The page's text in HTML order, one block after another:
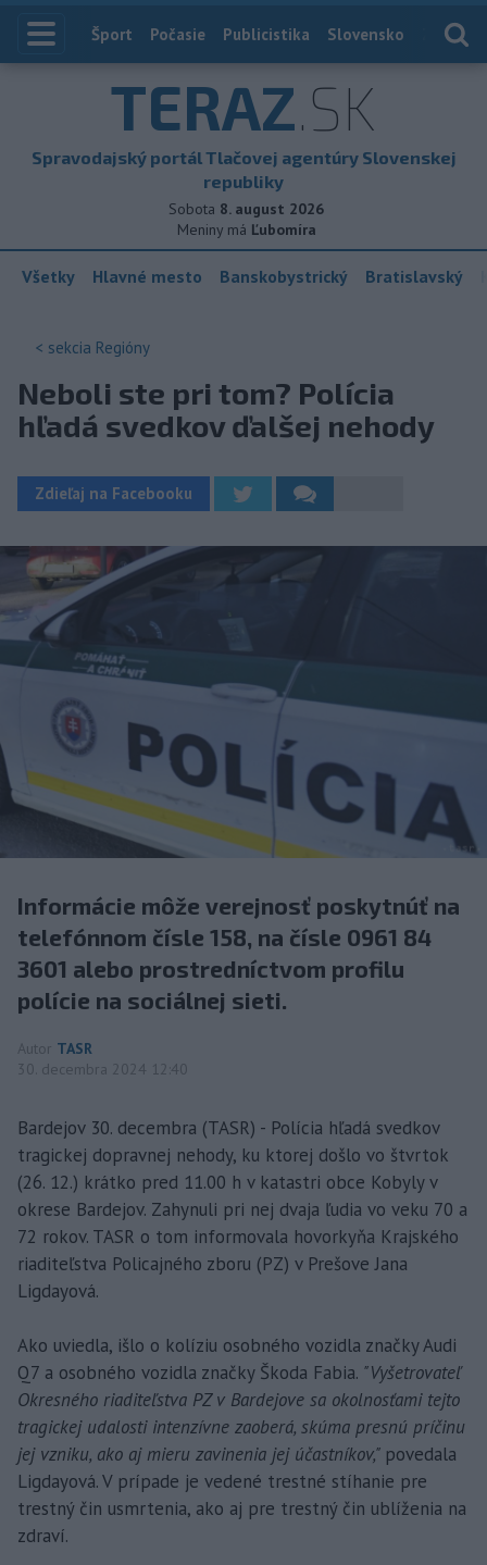
Index
Šport Počasie Publicistika Slovensko
TERAZ.SK
Spravodajský portál Tlačovej agentúry Slovenskej
republiky
Sobota 8. august 2026
Meniny má Ľubomíra
Všetky Hlavné mesto Banskobystrický Bratislavský
< sekcia Regióny
Neboli ste pri tom? Polícia
hľadá svedkov ďalšej nehody
Zdieľaj na Facebooku
Informácie môže verejnosť poskytnúť na
telefónnom čísle 158, na čísle 0961 84
3601 alebo prostredníctvom profilu
polície na sociálnej sieti.
Autor TASR
30. decembra 2024 12:40
Bardejov 30. decembra (TASR) - Polícia hľadá svedkov
tragickej dopravnej nehody, ku ktorej došlo vo štvrtok
(26. 12.) krátko pred 11.00 h v katastri obce Kobyly v
okrese Bardejov. Zahynuli pri nej dvaja ľudia vo veku 70 a
72 rokov. TASR o tom informovala hovorkyňa Krajského
riaditeľstva Policajného zboru (PZ) v Prešove Jana
Ligdayová.
Ako uviedla, išlo o kolíziu osobného vozidla značky Audi
Q7 a osobného vozidla značky Škoda Fabia. "Vyšetrovateľ
Okresného riaditeľstva PZ v Bardejove sa okolnosťami tejto
tragickej udalosti intenzívne zaoberá, skúma presnú príčinu
jej vzniku, ako aj mieru zavinenia jej účastníkov," povedala
Ligdayová. V prípade je vedené trestné stíhanie pre
trestný čin usmrtenia, ako aj pre trestný čin ublíženia na
zdraví.